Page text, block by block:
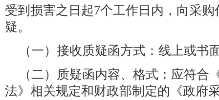
受到损害之日起7个工作日内，向采
疑。
（一）接收质疑函方式：线上或书
（二）质疑函内容、格式：应符合
法》相关规定和财政部制定的《政府